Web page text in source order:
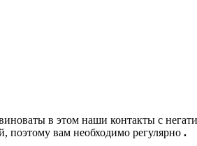
в этом наши контакты с
поэтому вам необходимо регулярно .